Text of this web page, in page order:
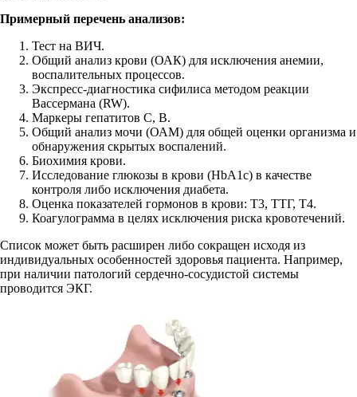
Примерный перечень анализов:
Тест на ВИЧ.
Общий анализ крови (ОАК) для исключения анемии,
воспалительных процессов.
Экспресс-диагностика сифилиса методом реакции
Вассермана (RW).
Маркеры гепатитов С, В.
Общий анализ мочи (ОАМ) для общей оценки организма и
обнаружения скрытых воспалений.
Биохимия крови.
Исследование глюкозы в крови (HbA1c) в качестве
контроля либо исключения диабета.
Оценка показателей гормонов в крови: Т3, ТТГ, Т4.
Коагулограмма в целях исключения риска кровотечений.
Список может быть расширен либо сокращен исходя из
индивидуальных особенностей здоровья пациента. Например,
при наличии патологий сердечно-сосудистой системы
проводится ЭКГ.